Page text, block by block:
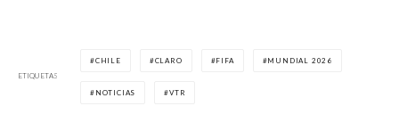
ETIQUETAS
CHILE CLARO FIFA MUNDIAL 2026
NOTICIAS VTR